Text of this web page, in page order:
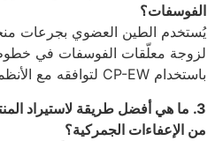
الفوسفات؟
لزوجة معلّقات الفوسفات في خطوط
باستخدام CP-EW لتوافقه مع الأنظمة المائية الحمضية المعتدلة.
3. ما هي أفضل طريقة لاستيراد
من الإعفاءات الجمركية؟